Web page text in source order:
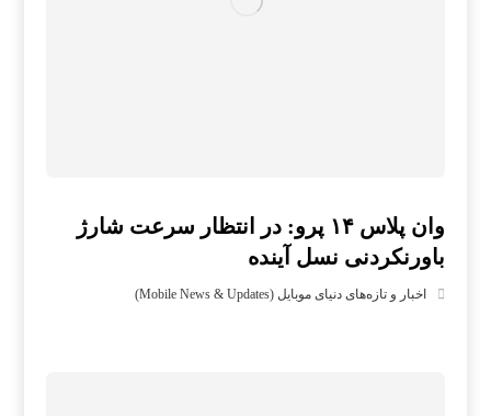
وان پلاس ۱۴ پرو: در انتظار سرعت شارژ
باورنکردنی نسل آینده
اخبار و تازه‌های دنیای موبایل (Mobile News & Updates)